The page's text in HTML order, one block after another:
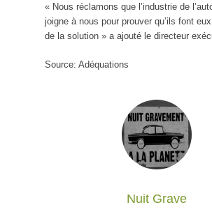
« Nous réclamons que l’industrie de
joigne à nous pour prouver qu’ils font
de la solution » a ajouté le directeur
Source: Adéquations
Nuit Grave